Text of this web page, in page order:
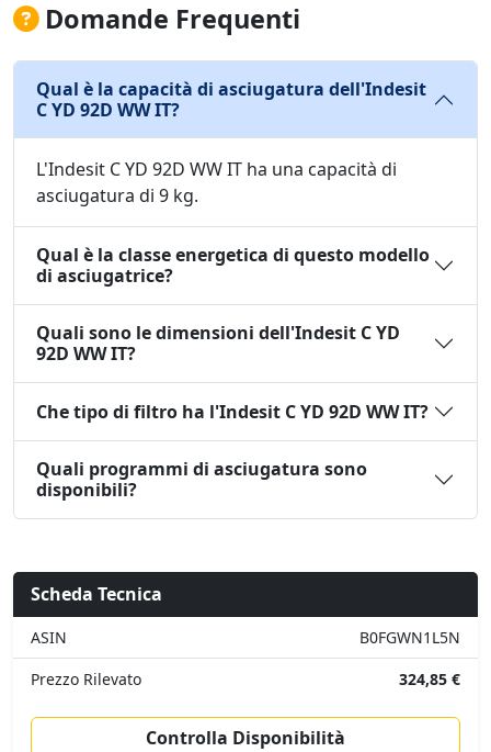
Domande Frequenti
Qual è la capacità di asciugatura dell'Indesit
C YD 92D WW IT?
L'Indesit C YD 92D WW IT ha una capacità di
asciugatura di 9 kg.
Qual è la classe energetica di questo modello
di asciugatrice?
Quali sono le dimensioni dell'Indesit C YD
92D WW IT?
Che tipo di filtro ha l'Indesit C YD 92D WW IT?
Quali programmi di asciugatura sono
disponibili?
Scheda Tecnica
ASIN
B0FGWN1L5N
Prezzo Rilevato
324,85 €
Controlla Disponibilità